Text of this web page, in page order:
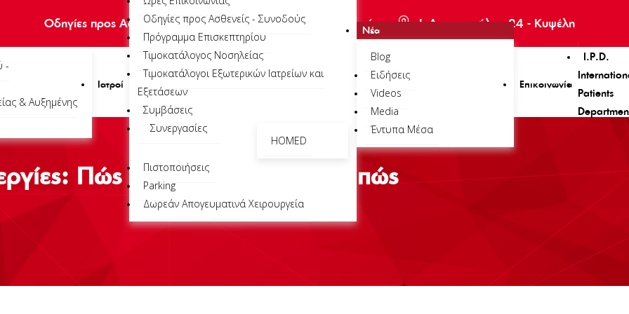
Οδηγίες προς Ασθενείς – Συνοδούς|Πρόγραμμα Επισκεπτηρίου Ι. Δροσοπούλου 24 - Κυψέλη
-
& Αυξημένης
Ιατροί
Οδηγίες προς Ασθενείς - Συνοδούς
Πρόγραμμα Επισκεπτηρίου
Τιμοκατάλογος Νοσηλείας
Τιμοκατάλογοι Εξωτερικών Ιατρείων και
Εξετάσεων
Συμβάσεις
Συνεργασίες
HOMED
Πιστοποιήσεις
Parking
Δωρεάν Απογευματινά Χειρουργεία
Νέα
Blog
Ειδήσεις
Videos
Media
Έντυπα Μέσα
Επικοινωνία
I.P.D.
Patients
Πώς ενεργοποιούνται και πώς